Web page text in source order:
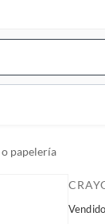
papelería